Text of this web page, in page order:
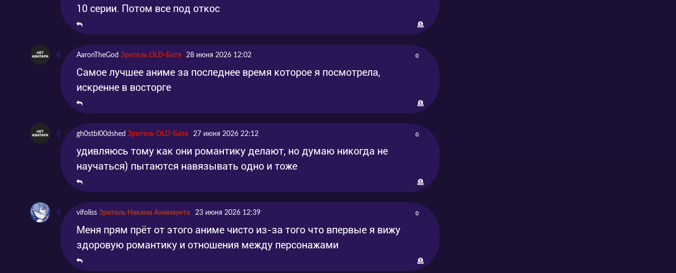
10 серии. Потом все под откос
AaronTheGod Зритель OLD-Батя 28 июня 2026 12:02 0
Самое лучшее аниме за последнее время которое я посмотрела,
искренне в восторге
gh0stbl00dshed Зритель OLD-Батя 27 июня 2026 22:12 0
удивляюсь тому как они романтику делают, но думаю никогда не
научаться) пытаются навязывать одно и тоже
vifoliss Зритель Накама Анимаунта 23 июня 2026 12:39 0
Меня прям прёт от этого аниме чисто из-за того что впервые я вижу
здоровую романтику и отношения между персонажами